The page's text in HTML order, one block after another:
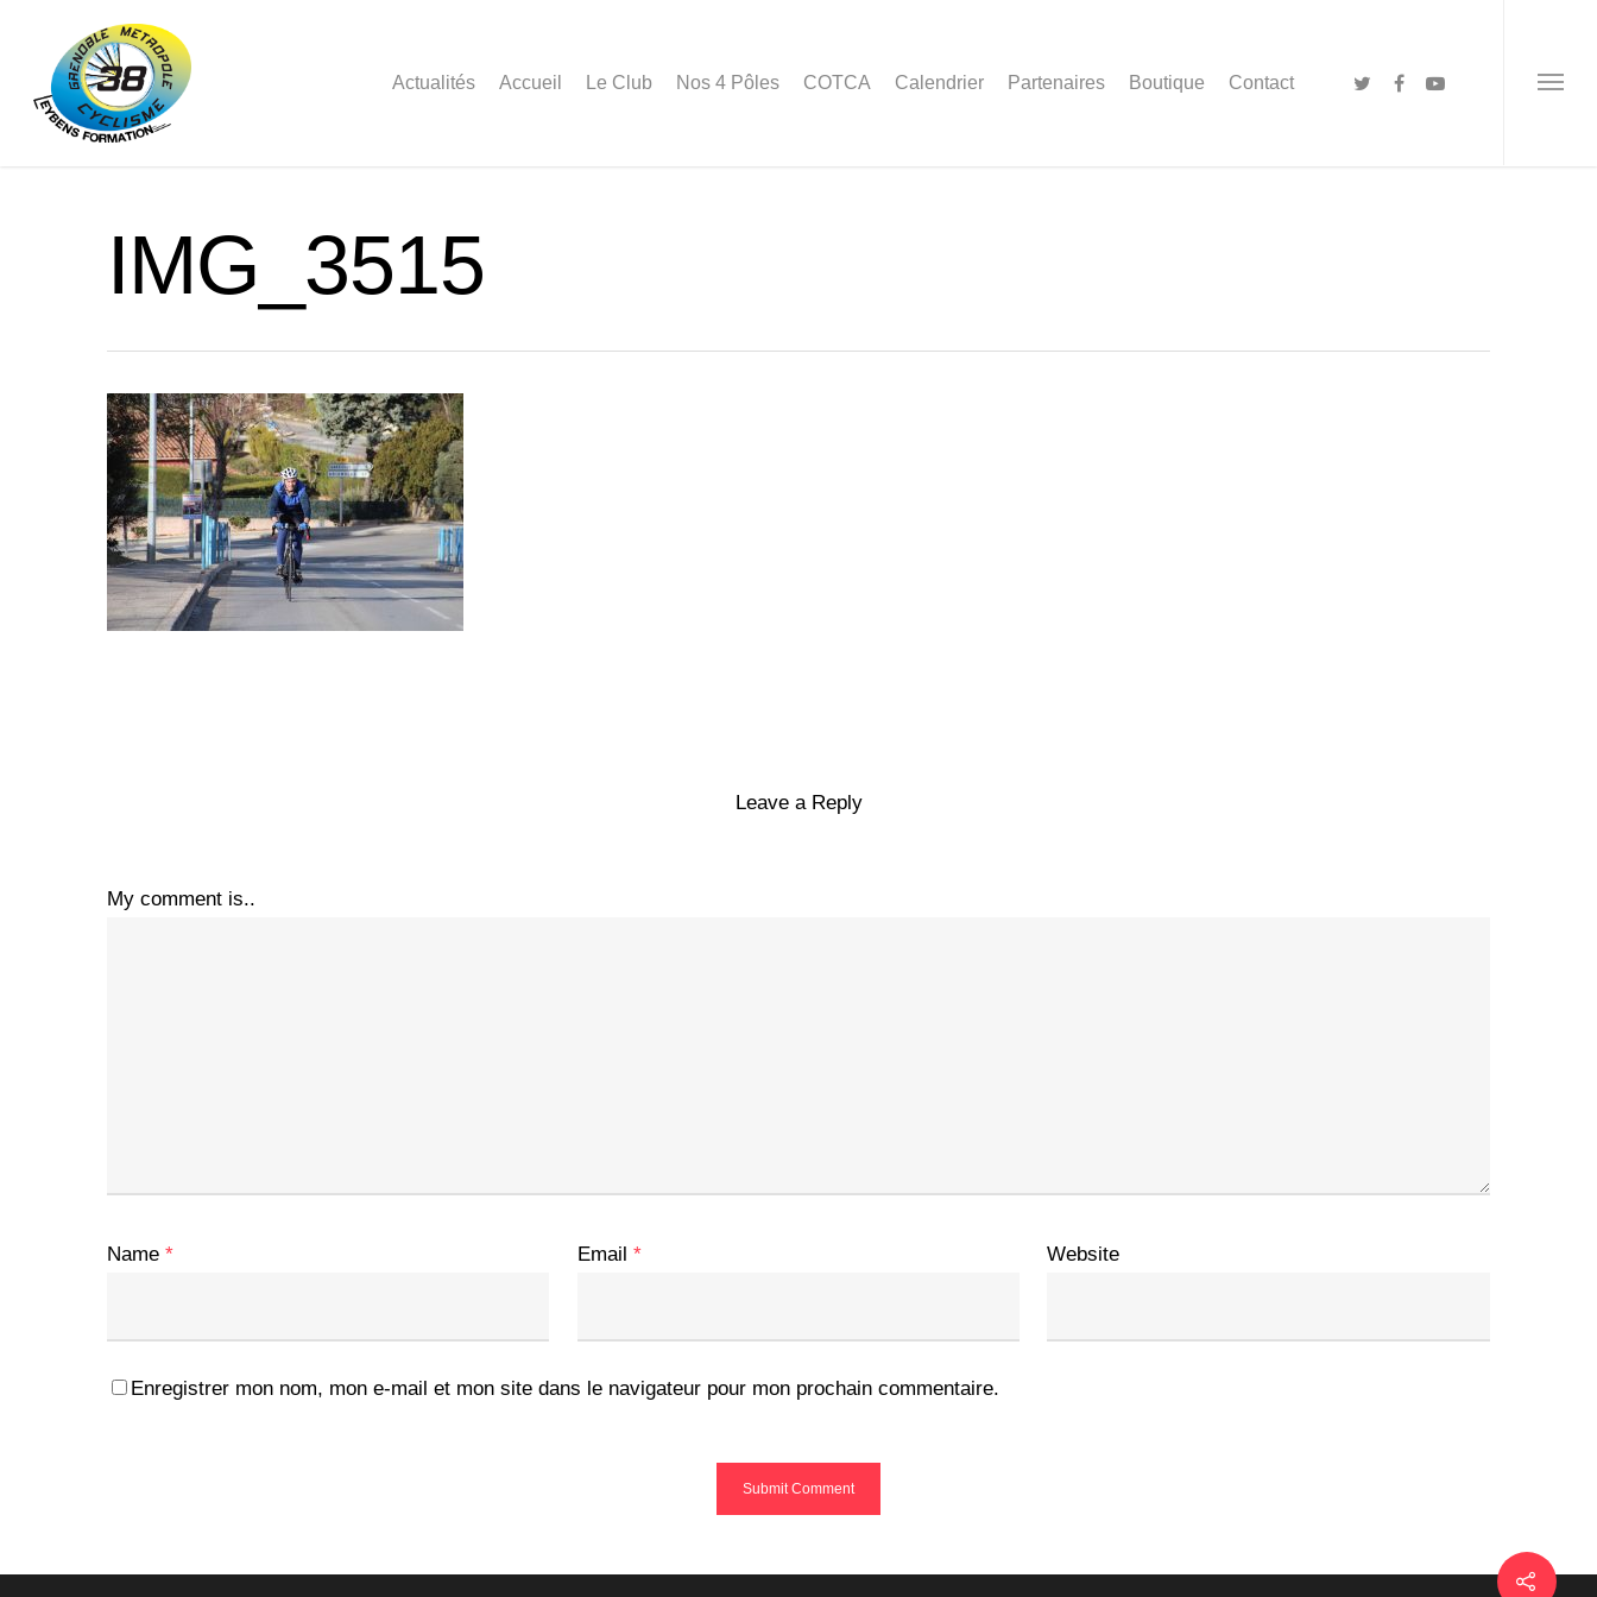
Actualités Accueil Le Club Nos 4 Pôles COTCA Calendrier Partenaires Boutique Contact
IMG_3515
Leave a Reply
My comment is..
Name * Email * Website
Enregistrer mon nom, mon e-mail et mon site dans le navigateur pour mon prochain commentaire.